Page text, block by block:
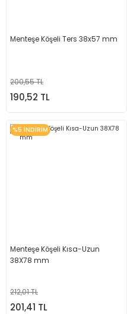
Menteşe Köşeli Ters 38x57 mm
200,55 TL
190,52 TL
%5 İNDİRİM
Menteşe Köşeli Kısa-Uzun
38X78 mm
212,01 TL
201,41 TL